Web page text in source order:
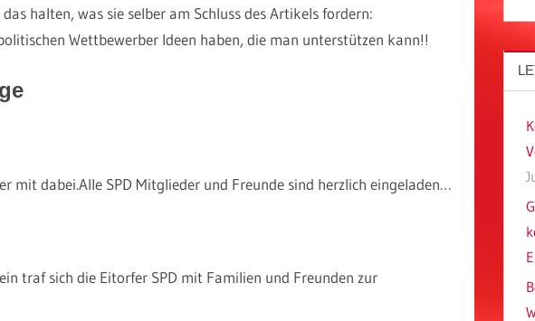
halten, was sie selber am Schluss des Artikels fordern:
Wettbewerber Ideen haben, die man unterstützen kann!!
mit dabei.Alle SPD Mitglieder und Freunde sind herzlich eingeladen…
traf sich die Eitorfer SPD mit Familien und Freunden zur